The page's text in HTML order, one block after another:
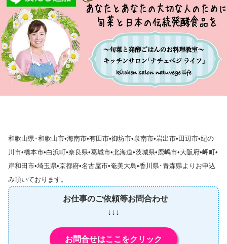
和歌山県･和歌山市•海南市•有田市•御坊市•泉南市•岩出市•田辺市•紀の
川市•橋本市•白浜町•奈良県•葛城市•北海道•茨城県•鹿嶋市•大阪府•岬町•
岸和田市•埼玉県•京都府•名古屋市•奄美大島•香川県･青森県よりお申込
み頂いております。
お仕事のご依頼等お問合わせ
↓↓↓
お問合せはここをクリック